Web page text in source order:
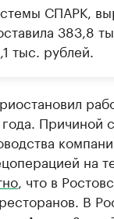
СПАРК,
383,8
тыс. рублей.
Причиной
на
, что в
В